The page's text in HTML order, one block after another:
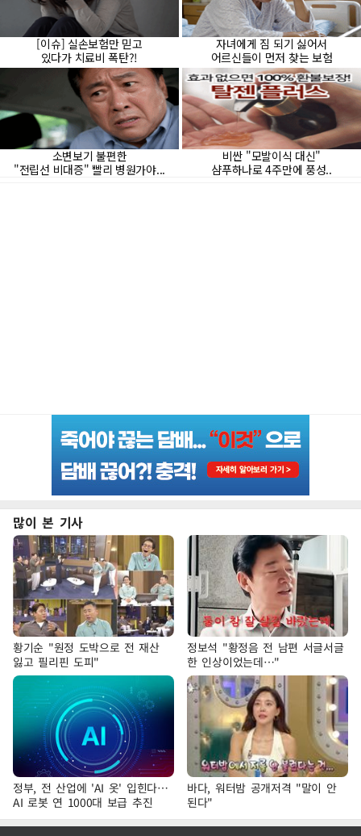
많이 본 기사
황기순 "원정 도박으로 전 재산
잃고 필리핀 도피"
정보석 "황정음 전 남편 서글서글
한 인상이었는데…"
정부, 전 산업에 'AI 옷' 입힌다…
AI 로봇 연 1000대 보급 추진
바다, 워터밤 공개저격 "말이 안
된다"